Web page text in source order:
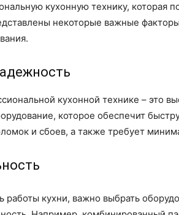
кухонную технику, которая
некоторые важные
кухонной технике – это
которое обеспечит
и сбоев, а также требует
работы кухни, важно выбрать